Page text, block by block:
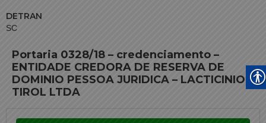
DETRAN
SC
Portaria 0328/18 – credenciamento –
ENTIDADE CREDORA DE RESERVA DE
DOMINIO PESSOA JURIDICA – LACTICINIOS
TIROL LTDA